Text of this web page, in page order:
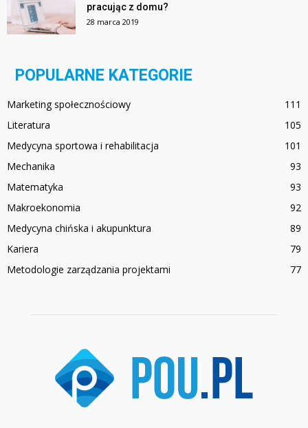
pracując z domu?
28 marca 2019
POPULARNE KATEGORIE
Marketing społecznościowy
111
Literatura
105
Medycyna sportowa i rehabilitacja
101
Mechanika
93
Matematyka
93
Makroekonomia
92
Medycyna chińska i akupunktura
89
Kariera
79
Metodologie zarządzania projektami
77